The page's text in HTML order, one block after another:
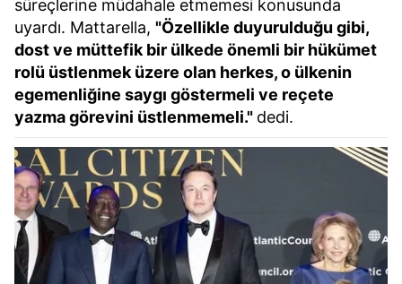
süreçlerine müdahale etmemesi konusunda
uyardı. Mattarella, "Özellikle duyurulduğu gibi,
dost ve müttefik bir ülkede önemli bir hükümet
rolü üstlenmek üzere olan herkes, o ülkenin
egemenliğine saygı göstermeli ve reçete
yazma görevini üstlenmemeli." dedi.